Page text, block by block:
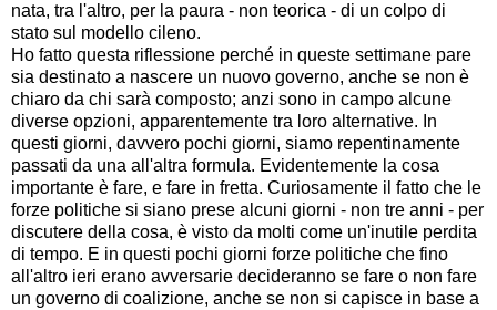
nata, tra l'altro, per la paura - non teorica - di un colpo di
stato sul modello cileno.
Ho fatto questa riflessione perché in queste settimane pare
sia destinato a nascere un nuovo governo, anche se non è
chiaro da chi sarà composto; anzi sono in campo alcune
diverse opzioni, apparentemente tra loro alternative. In
questi giorni, davvero pochi giorni, siamo repentinamente
passati da una all'altra formula. Evidentemente la cosa
importante è fare, e fare in fretta. Curiosamente il fatto che le
forze politiche si siano prese alcuni giorni - non tre anni - per
discutere della cosa, è visto da molti come un'inutile perdita
di tempo. E in questi pochi giorni forze politiche che fino
all'altro ieri erano avversarie decideranno se fare o non fare
un governo di coalizione, anche se non si capisce in base a